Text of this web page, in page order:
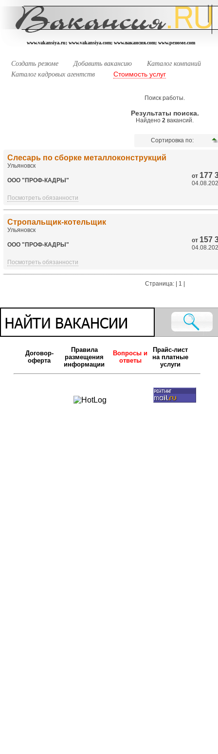
www.vakansiya.ru; www.vakansiya.com; www.вакансия.com; www.резюме.com
Создать резюме Добавить вакансию
Каталог компаний
Каталог кадровых агентств
Стоимость услуг
Поиск работы.
Результаты поиска.
Найдено 2 вакансий.
Сортировка по:
Слесарь по сборке металлоконструкций
Ульяновск
ООО "ПРОФ-КАДРЫ"
от 177
Посмотреть обязанности
Стропальщик-котельщик
Ульяновск
ООО "ПРОФ-КАДРЫ"
от 157
Посмотреть обязанности
Страница: | 1 |
Договор-
оферта
Правила
размещения
информации
Вопросы и
ответы
Прайс-лист
на платные
услуги